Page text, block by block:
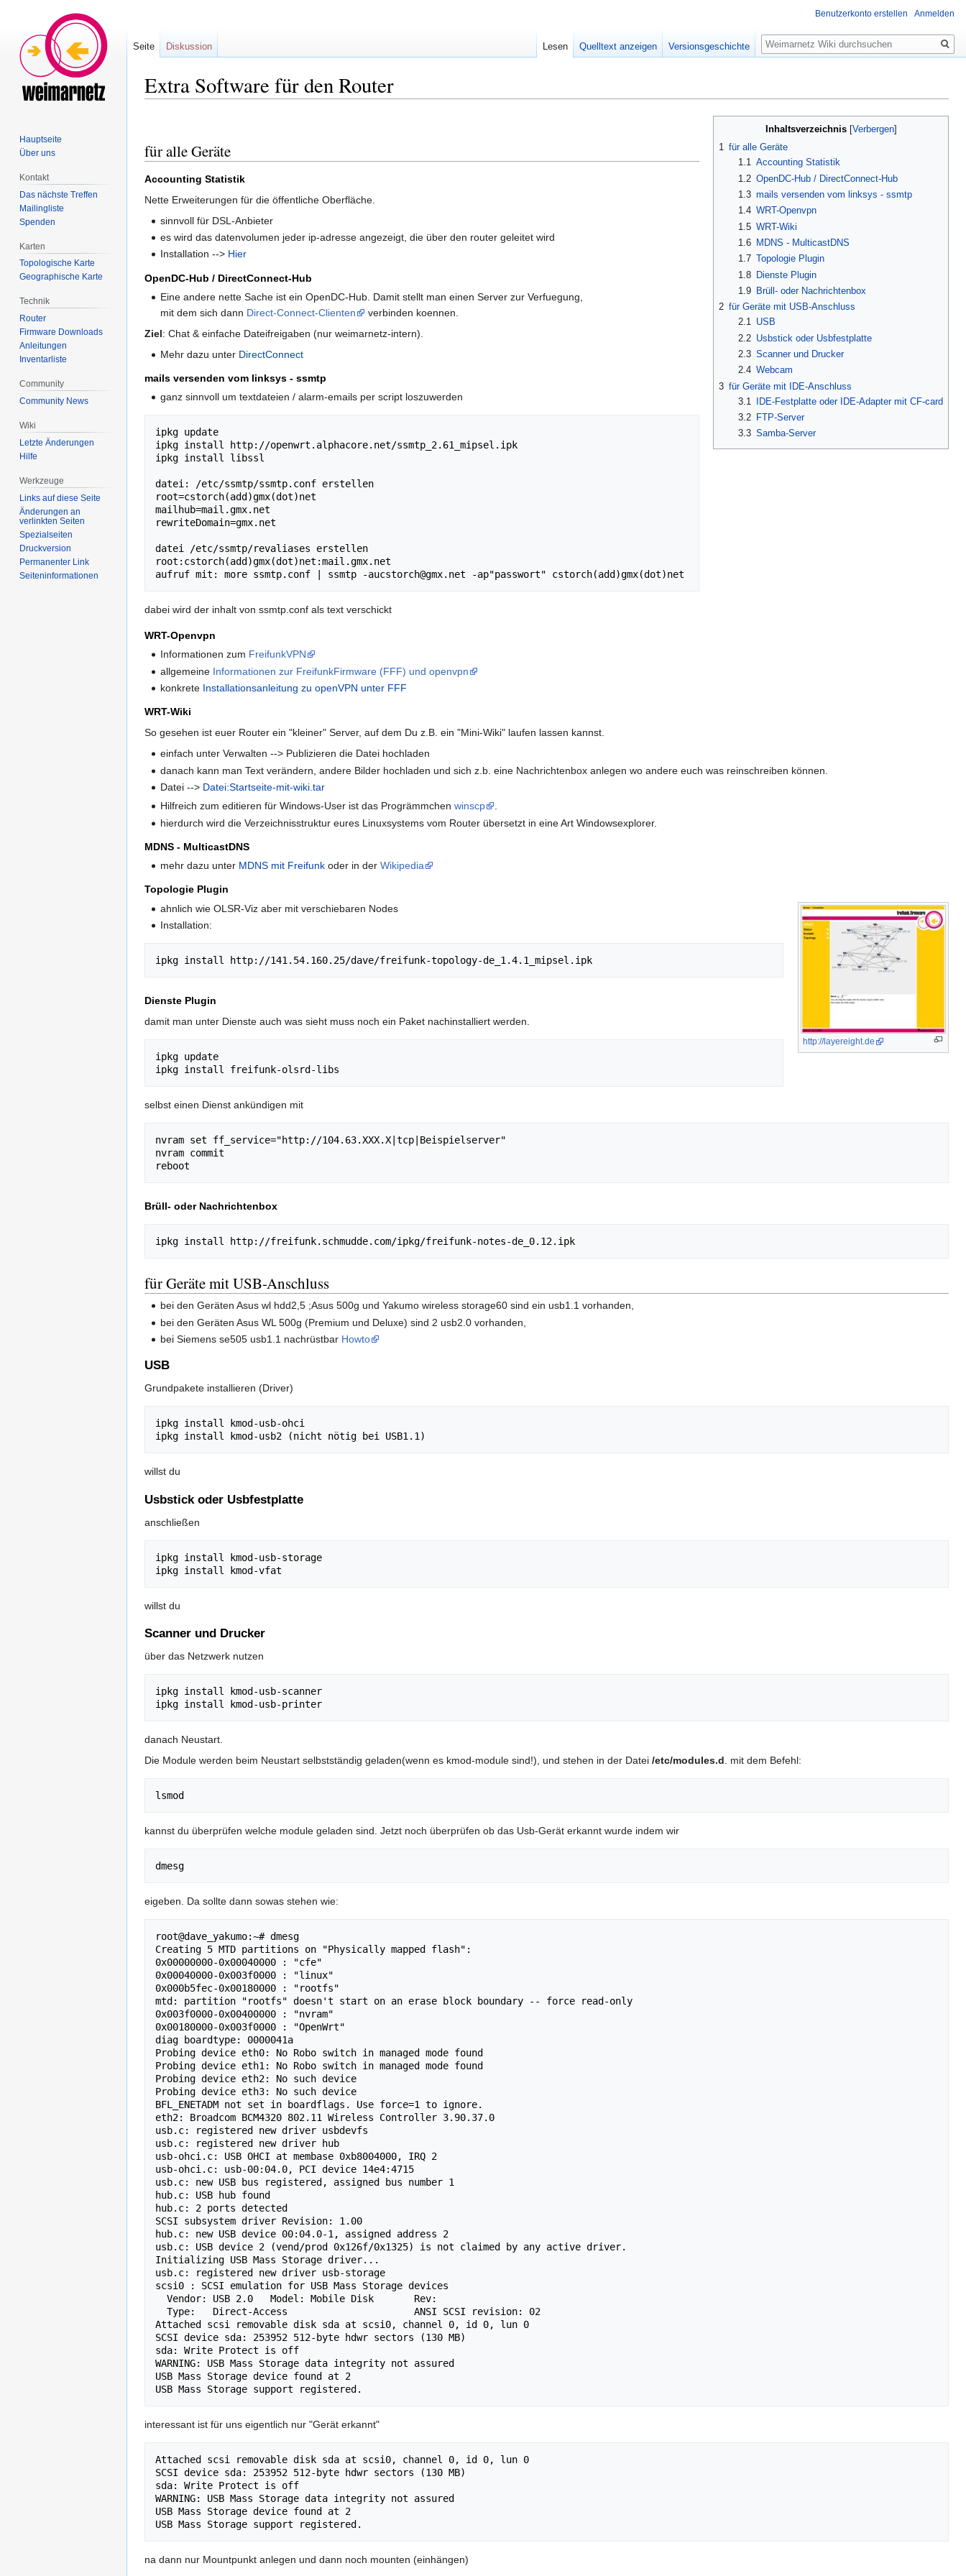
Extra Software für den Router
springen
springen
Inhaltsverzeichnis
1 für alle Geräte
1.1 Accounting Statistik
1.2 OpenDC-Hub / DirectConnect-Hub
1.3 mails versenden vom linksys - ssmtp
1.4 WRT-Openvpn
1.5 WRT-Wiki
1.6
MDNS - MulticastDNS
1.7 Topologie Plugin
1.8 Dienste Plugin
1.9
Brüll- oder Nachrichtenbox
2 für Geräte mit USB-Anschluss
2.1 USB
2.2 Usbstick oder Usbfestplatte
2.3 Scanner und Drucker
2.4 Webcam
3 für Geräte mit IDE-Anschluss
3.1
IDE-Festplatte oder IDE-Adapter mit CF-card
3.2
FTP-Server
3.3 Samba-Server
für alle Geräte
Accounting Statistik
Nette Erweiterungen für die öffentliche Oberfläche.
sinnvoll für DSL-Anbieter
es wird das datenvolumen jeder ip-adresse angezeigt, die über den router geleitet wird
Installation --> Hier
OpenDC-Hub / DirectConnect-Hub
Eine andere nette Sache ist ein OpenDC-Hub. Damit stellt man einen Server zur Verfuegung,
mit dem sich dann Direct-Connect-Clienten
verbinden koennen.
Ziel: Chat & einfache Dateifreigaben (nur weimarnetz-intern).
Mehr dazu unter DirectConnect
mails versenden vom linksys - ssmtp
ganz sinnvoll um textdateien / alarm-emails per script loszuwerden
ipkg update
ipkg install http://openwrt.alphacore.net/ssmtp_2.61_mipsel.ipk
ipkg install libssl
datei: /etc/ssmtp/ssmtp.conf erstellen
root=cstorch(add)gmx(dot)net
mailhub=mail.gmx.net
rewriteDomain=gmx.net
datei /etc/ssmtp/revaliases erstellen
root:cstorch(add)gmx(dot)net:mail.gmx.net
dabei wird der inhalt von ssmtp.conf als text verschickt
WRT-Openvpn
Informationen zum FreifunkVPN
allgemeine Informationen zur FreifunkFirmware (FFF) und openvpn
konkrete Installationsanleitung zu openVPN unter FFF
WRT-Wiki
So gesehen ist euer Router ein "kleiner" Server, auf dem Du z.B. ein "Mini-Wiki" laufen lassen kannst.
einfach unter Verwalten --> Publizieren die Datei hochladen
danach kann man Text verändern, andere Bilder hochladen und sich z.b. eine Nachrichtenbox anlegen wo andere euch was reinschreiben können.
Datei --> Datei:Startseite-mit-wiki.tar
Hilfreich zum editieren für Windows-User ist das Progrämmchenwinscp
.
hierdurch wird die Verzeichnisstruktur eures Linuxsystems vom Router übersetzt in eine Art Windowsexplorer.
MDNS - MulticastDNS
mehr dazu unter MDNS mit Freifunk oder in derWikipedia
Topologie Plugin
http://layereight.de
ahnlich wie OLSR-Viz aber mit verschiebaren Nodes
Installation:
Dienste Plugin
damit man unter Dienste auch was sieht muss noch ein Paket nachinstalliert werden.
ipkg update
selbst einen Dienst ankündigen mit
nvram set ff_service="http://104.63.XXX.X|tcp|Beispielserver"
nvram commit
Brüll- oder Nachrichtenbox
für Geräte mit USB-Anschluss
bei den Geräten Asus wl hdd2,5 ;Asus 500g und Yakumo wireless storage60 sind ein usb1.1 vorhanden,
bei den Geräten Asus WL 500g (Premium und Deluxe) sind 2 usb2.0 vorhanden,
bei Siemens se505 usb1.1 nachrüstbar Howto
USB
Grundpakete installieren (Driver)
ipkg install kmod-usb-ohci
willst du
Usbstick oder Usbfestplatte
anschließen
ipkg install kmod-usb-storage
willst du
Scanner und Drucker
über das Netzwerk nutzen
ipkg install kmod-usb-scanner
danach Neustart.
Die Module werden beim Neustart selbstständig geladen(wenn es kmod-module sind!), und stehen in der Datei /etc/modules.d . mit dem Befehl:
kannst du überprüfen welche module geladen sind. Jetzt noch überprüfen ob das Usb-Gerät erkannt wurde indem wir
eigeben. Da sollte dann sowas stehen wie:
root@dave_yakumo:~# dmesg
Creating 5 MTD partitions on "Physically mapped flash":
0x00000000-0x00040000 : "cfe"
0x00040000-0x003f0000 : "linux"
0x000b5fec-0x00180000 : "rootfs"
mtd: partition "rootfs" doesn't start on an erase block boundary -- force read-only
0x003f0000-0x00400000 : "nvram"
0x00180000-0x003f0000 : "OpenWrt"
diag boardtype: 0000041a
Probing device eth0: No Robo switch in managed mode found
Probing device eth1: No Robo switch in managed mode found
Probing device eth2: No such device
Probing device eth3: No such device
BFL_ENETADM not set in boardflags. Use force=1 to ignore.
eth2: Broadcom BCM4320 802.11 Wireless Controller 3.90.37.0
usb.c: registered new driver usbdevfs
usb.c: registered new driver hub
usb-ohci.c: USB OHCI at membase 0xb8004000, IRQ 2
usb-ohci.c: usb-00:04.0, PCI device 14e4:4715
usb.c: new USB bus registered, assigned bus number 1
hub.c: USB hub found
hub.c: 2 ports detected
SCSI subsystem driver Revision: 1.00
hub.c: new USB device 00:04.0-1, assigned address 2
usb.c: USB device 2 (vend/prod 0x126f/0x1325) is not claimed by any active driver.
Initializing USB Mass Storage driver...
usb.c: registered new driver usb-storage
scsi0 : SCSI emulation for USB Mass Storage devices
Attached scsi removable disk sda at scsi0, channel 0, id 0, lun 0
SCSI device sda: 253952 512-byte hdwr sectors (130 MB)
sda: Write Protect is off
WARNING: USB Mass Storage data integrity not assured
USB Mass Storage device found at 2
interessant ist für uns eigentlich nur "Gerät erkannt"
Attached scsi removable disk sda at scsi0, channel 0, id 0, lun 0
SCSI device sda: 253952 512-byte hdwr sectors (130 MB)
sda: Write Protect is off
WARNING: USB Mass Storage data integrity not assured
USB Mass Storage device found at 2
na dann nur Mountpunkt anlegen und dann noch mounten (einhängen)
Benutzerkonto erstellen Anmelden
Seite Diskussion Lesen Quelltext anzeigen Versionsgeschichte
Suche
Hauptseite
Über uns
Kontakt
Das nächste Treffen
Mailingliste
Spenden
Karten
Topologische Karte
Geographische Karte
Technik
Router
Firmware Downloads
Anleitungen
Inventarliste
Community
Community News
Wiki
Letzte Änderungen
Hilfe
Werkzeuge
Links auf diese Seite
Änderungen an
verlinkten Seiten
Spezialseiten
Druckversion
Permanenter Link
Seiten­informationen